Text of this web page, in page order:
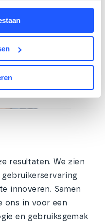
kan ik
van huurders.
voortdurend naar
die de
resultaten. We zien
gebruikerservaring
innoveren. Samen
ons in voor een
en gebruiksgemak